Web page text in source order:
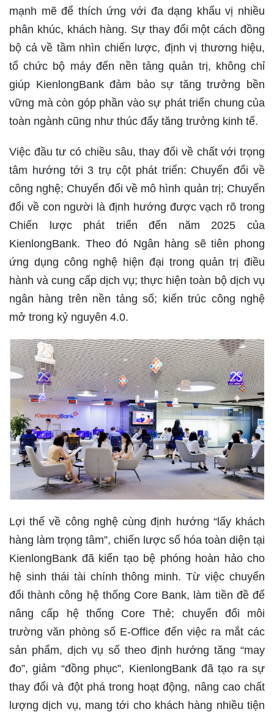
mạnh mẽ để thích ứng với đa dạng khẩu vị nhiều
phân khúc, khách hàng. Sự thay đổi một cách đồng
bộ cả về tầm nhìn chiến lược, định vị thương hiệu,
tổ chức bộ máy đến nền tảng quản trị, không chỉ
giúp KienlongBank đảm bảo sự tăng trưởng bền
vững mà còn góp phần vào sự phát triển chung của
toàn ngành cũng như thúc đẩy tăng trưởng kinh tế.
Việc đầu tư có chiều sâu, thay đổi về chất với trọng
tâm hướng tới 3 trụ cột phát triển: Chuyển đổi về
công nghệ; Chuyển đổi về mô hình quản trị; Chuyển
đổi về con người là định hướng được vạch rõ trong
Chiến lược phát triển đến năm 2025 của
KienlongBank. Theo đó Ngân hàng sẽ tiên phong
ứng dụng công nghệ hiện đại trong quản trị điều
hành và cung cấp dịch vụ; thực hiện toàn bộ dịch vụ
ngân hàng trên nền tảng số; kiến trúc công nghệ
mở trong kỷ nguyên 4.0.
Lợi thế về công nghệ cùng định hướng “lấy khách
hàng làm trọng tâm”, chiến lược số hóa toàn diện tại
KienlongBank đã kiến tạo bệ phóng hoàn hảo cho
hệ sinh thái tài chính thông minh. Từ việc chuyển
đổi thành công hệ thống Core Bank, làm tiền đề để
nâng cấp hệ thống Core Thẻ; chuyển đổi môi
trường văn phòng số E-Office đến việc ra mắt các
sản phẩm, dịch vụ số theo định hướng tăng “may
đo”, giảm “đồng phục”, KienlongBank đãtạo ra sự
thay đổi và đột phá trong hoạt động, nâng cao chất
lượng dịch vụ, mang tới cho khách hàng nhiều tiện